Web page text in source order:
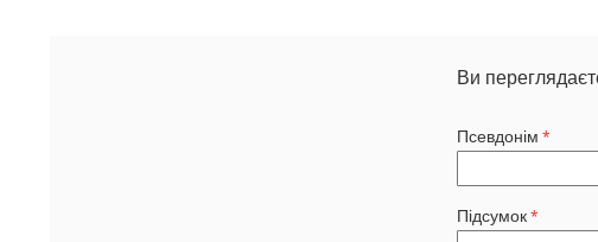
Ви
Псевдонім
Підсумок